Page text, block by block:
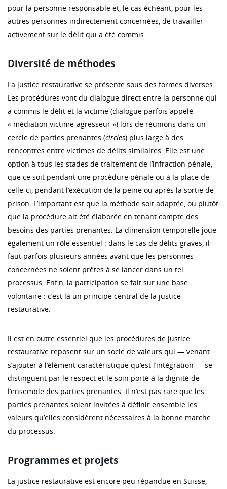
pour la personne responsable et, le cas échéant, pour les
autres personnes indirectement concernées, de travailler
activement sur le délit qui a été commis.
Diversité de méthodes
La justice restaurative se présente sous des formes diverses.
Les procédures vont du dialogue direct entre la personne qui
a commis le délit et la victime (dialogue parfois appelé
« médiation victime-agresseur ») lors de réunions dans un
cercle de parties prenantes (circles) plus large à des
rencontres entre victimes de délits similaires. Elle est une
option à tous les stades de traitement de l’infraction pénale,
que ce soit pendant une procédure pénale ou à la place de
celle-ci, pendant l’exécution de la peine ou après la sortie de
prison. L’important est que la méthode soit adaptée, ou plutôt
que la procédure ait été élaborée en tenant compte des
besoins des parties prenantes. La dimension temporelle joue
également un rôle essentiel : dans le cas de délits graves, il
faut parfois plusieurs années avant que les personnes
concernées ne soient prêtes à se lancer dans un tel
processus. Enfin, la participation se fait sur une base
volontaire : c’est là un principe central de la justice
restaurative.
Il est en outre essentiel que les procédures de justice
restaurative reposent sur un socle de valeurs qui — venant
s’ajouter à l’élément caractéristique qu’est l’intégration — se
distinguent par le respect et le soin porté à la dignité de
l’ensemble des parties prenantes. Il n’est pas rare que les
parties prenantes soient invitées à définir ensemble les
valeurs qu’elles considèrent nécessaires à la bonne marche
du processus.
Programmes et projets
La justice restaurative est encore peu répandue en Suisse,